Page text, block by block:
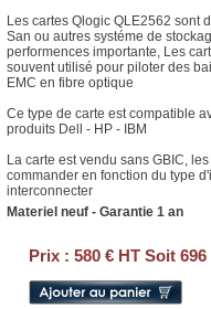
Les cartes Qlogic QLE2562 sont
San ou autres systéme de
performences importante, Les
souvent utilisé pour piloter des
EMC en fibre optique
Ce type de carte est compatible
produits Dell - HP - IBM
La carte est vendu sans GBIC,
commander en fonction du type
interconnecter
Materiel neuf - Garantie 1 an
Prix : 580 € HT Soit 696